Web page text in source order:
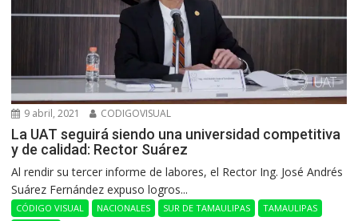
9 abril, 2021 CODIGOVISUAL
La UAT seguirá siendo una universidad competitiva
y de calidad: Rector Suárez
Al rendir su tercer informe de labores, el Rector Ing. José Andrés
Suárez Fernández expuso logros...
CÓDIGO VISUAL NACIONALES SUR DE TAMAULIPAS
TAMAULIPAS